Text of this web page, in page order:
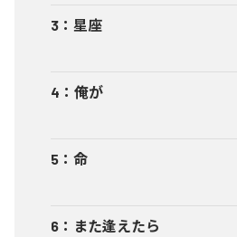
3 ： 星座
4 ： 俺が
5 ： 命
6 ： また逢えたら